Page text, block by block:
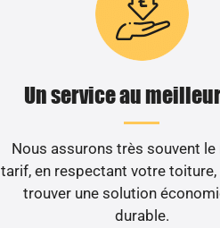
Un service au
Nous assurons très souvent le
tarif, en respectant votre toiture,
trouver une solution
durable.